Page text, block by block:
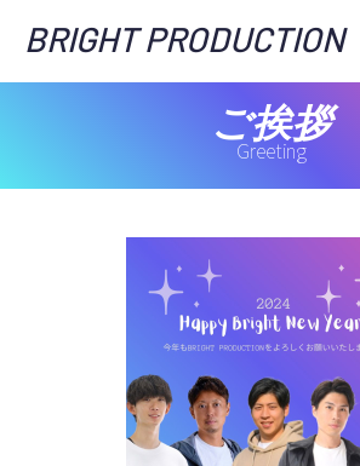
BRIGHT PRODUCTION
ご挨拶
Greeting